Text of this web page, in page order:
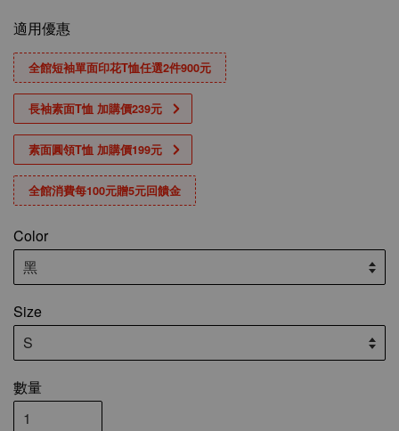
適用優惠
全館短袖單面印花T恤任選2件900元
長袖素面T恤 加購價239元
素面圓領T恤 加購價199元
全館消費每100元贈5元回饋金
Color
Size
數量